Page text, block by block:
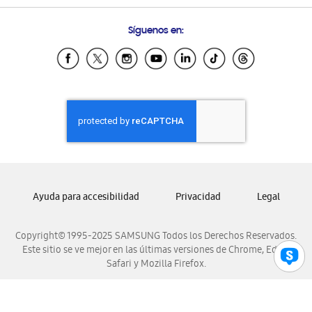
Samsung Ecuador
Samsung El Salvador
Samsung Honduras
Samsung Nicaragua
Samsung Panamá
Samsung Venezuela
Síguenos en:
Copyright© 1995-2025 SAMSUNG Todos los Derechos Reservados.
Este sitio se ve mejor en las últimas versiones de Chrome, Edge,
Safari y Mozilla Firefox.
Ayuda para accesibilidad Privacidad Legal